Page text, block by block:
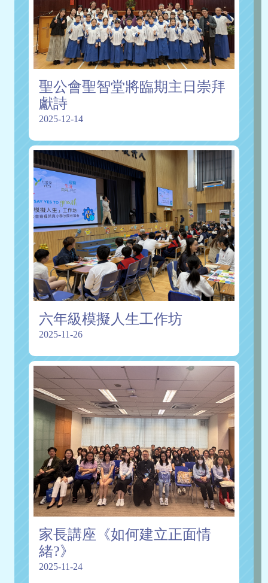
聖公會聖智堂將臨期主日崇拜
獻詩
2025-12-14
六年級模擬人生工作坊
2025-11-26
家長講座《如何建立正面情
緒?》
2025-11-24